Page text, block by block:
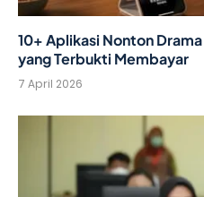
10+ Aplikasi Nonton
yang Terbukti Membayar
7 April 2026